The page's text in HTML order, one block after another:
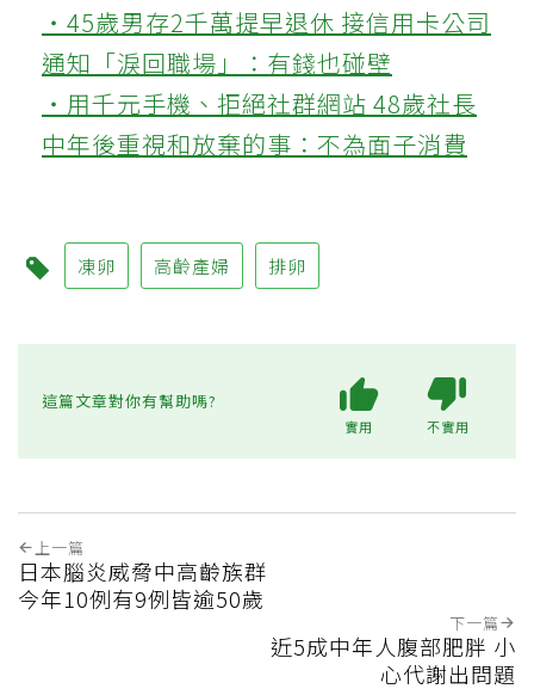
‧45歲男存2千萬提早退休 接信用卡公司
通知「淚回職場」：有錢也碰壁
‧用千元手機、拒絕社群網站 48歲社長
中年後重視和放棄的事：不為面子消費
凍卵 高齡產婦 排卵
這篇文章對你有幫助嗎?
實用 不實用
上一篇
日本腦炎威脅中高齡族群
今年10例有9例皆逾50歲
下一篇
近5成中年人腹部肥胖 小
心代謝出問題